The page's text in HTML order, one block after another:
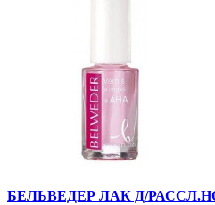
БЕЛЬВЕДЕР ЛАК Д/